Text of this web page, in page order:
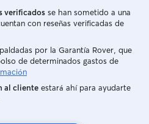
verificados se han sometido a una
con reseñas verificadas de
por la Garantía Rover, que
de determinados gastos de
al cliente estará ahí para ayudarte